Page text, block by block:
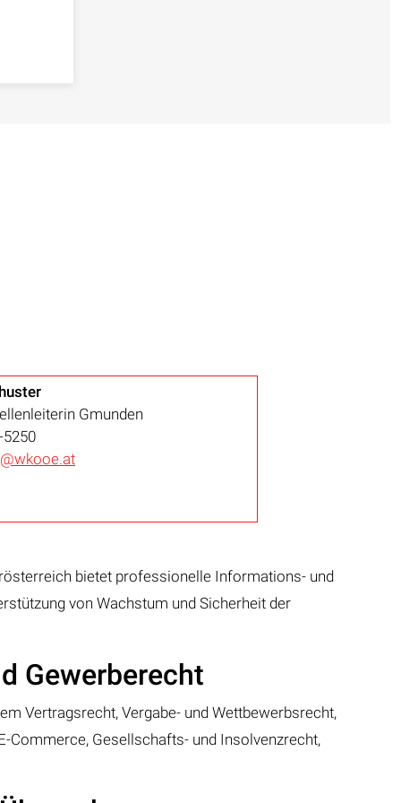
Gmunden
5250
bietet professionelle Informations- und
von Wachstum und Sicherheit der
Gewerberecht
Vertragsrecht, Vergabe- und Wettbewerbsrecht,
Commerce, Gesellschafts- und Insolvenzrecht,